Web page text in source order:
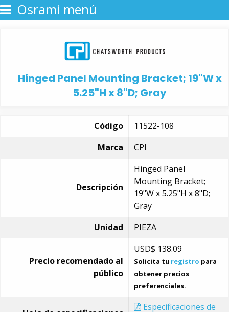
Osrami menú
Hinged Panel Mounting Bracket; 19"W x
5.25"H x 8"D; Gray
Código
11522-108
Marca
CPI
Descripción
Hinged Panel
Mounting Bracket;
19"W x 5.25"H x 8"D;
Gray
Unidad
PIEZA
Precio recomendado al
público
USD$ 138.09
Solicita tu registro para
obtener precios
preferenciales.
Especificaciones de